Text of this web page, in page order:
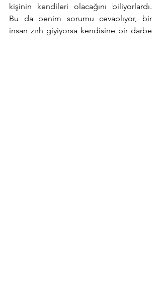
kişinin kendileri olacağını biliyorlardı.
Bu da benim sorumu cevaplıyor, bir
insan zırh giyiyorsa kendisine bir darbe